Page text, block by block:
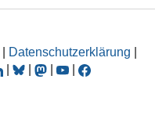
Datenschutzerklärung